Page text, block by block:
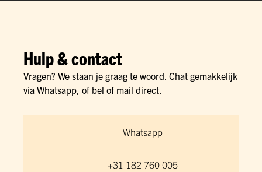
Hulp & contact
Vragen? We staan je graag te woord. Chat gemakkelijk
via Whatsapp, of bel of mail direct.
Whatsapp
+31 182 760 005